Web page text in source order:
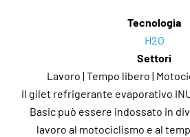
Tecnologia
H2O
Settori
Lavoro | Tempo libero |
Il gilet refrigerante evaporativo
Basic può essere indossato in
lavoro al motociclismo e al